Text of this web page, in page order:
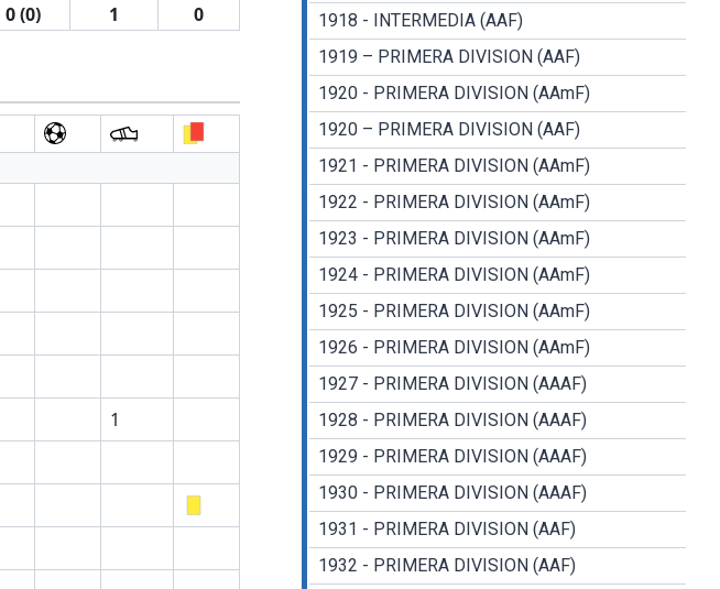
0 (0) 1 0
1
1918 - INTERMEDIA (AAF)
1919 – PRIMERA DIVISION (AAF)
1920 - PRIMERA DIVISION (AAmF)
1920 – PRIMERA DIVISION (AAF)
1921 - PRIMERA DIVISION (AAmF)
1922 - PRIMERA DIVISION (AAmF)
1923 - PRIMERA DIVISION (AAmF)
1924 - PRIMERA DIVISION (AAmF)
1925 - PRIMERA DIVISION (AAmF)
1926 - PRIMERA DIVISION (AAmF)
1927 - PRIMERA DIVISION (AAAF)
1928 - PRIMERA DIVISION (AAAF)
1929 - PRIMERA DIVISION (AAAF)
1930 - PRIMERA DIVISION (AAAF)
1931 - PRIMERA DIVISION (AAF)
1932 - PRIMERA DIVISION (AAF)